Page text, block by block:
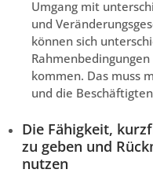
Umgang mit
und
können sich
kommen. Das muss
und die
Die Fähigkeit,
zu geben und
nutzen